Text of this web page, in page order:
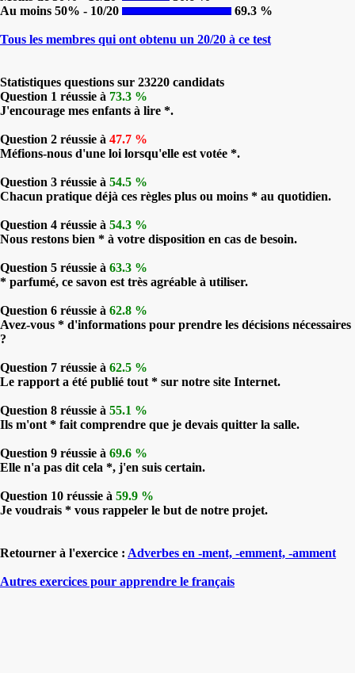
Au moins 50% - 10/20
69.3 %
Tous les membres qui ont obtenu un 20/20 à ce test
Statistiques questions sur 23220 candidats
Question 1 réussie à 73.3 %
J'encourage mes enfants à lire *.
Question 2 réussie à 47.7 %
Méfions-nous d'une loi lorsqu'elle est votée *.
Question 3 réussie à 54.5 %
Chacun pratique déjà ces règles plus ou moins * au quotidien.
Question 4 réussie à 54.3 %
Nous restons bien * à votre disposition en cas de besoin.
Question 5 réussie à 63.3 %
* parfumé, ce savon est très agréable à utiliser.
Question 6 réussie à 62.8 %
Avez-vous * d'informations pour prendre les décisions nécessaires
?
Question 7 réussie à 62.5 %
Le rapport a été publié tout * sur notre site Internet.
Question 8 réussie à 55.1 %
Ils m'ont * fait comprendre que je devais quitter la salle.
Question 9 réussie à 69.6 %
Elle n'a pas dit cela *, j'en suis certain.
Question 10 réussie à 59.9 %
Je voudrais * vous rappeler le but de notre projet.
Retourner à l'exercice : Adverbes en -ment, -emment, -amment
Autres exercices pour apprendre le français